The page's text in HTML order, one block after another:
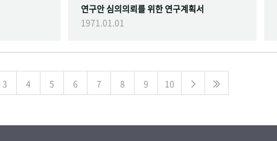
연구안 심의의뢰를 위한 연구계획서
1971.01.01
3 4 5 6 7 8 9 10